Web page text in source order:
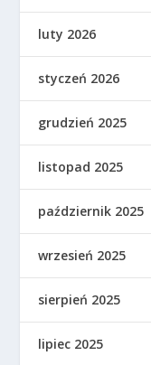
luty 2026
styczeń 2026
grudzień 2025
listopad 2025
październik 2025
wrzesień 2025
sierpień 2025
lipiec 2025